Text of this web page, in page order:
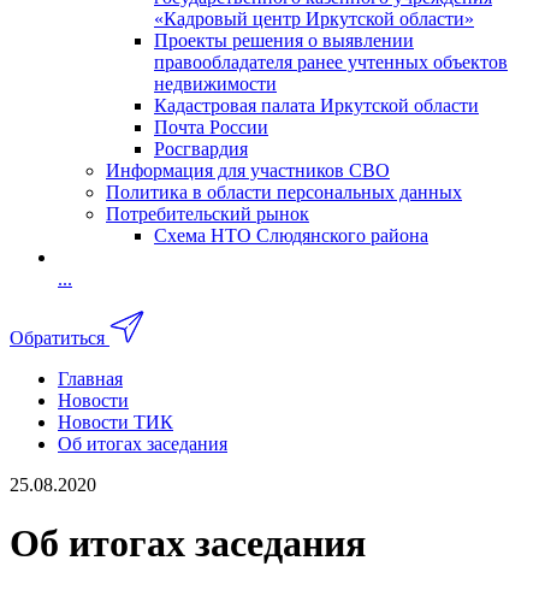
«Кадровый центр Иркутской области»
Проекты решения о выявлении
правообладателя ранее учтенных объектов
недвижимости
Кадастровая палата Иркутской области
Почта России
Росгвардия
Информация для участников СВО
Политика в области персональных данных
Потребительский рынок
Схема НТО Слюдянского района
...
Обратиться
Главная
Новости
Новости ТИК
Об итогах заседания
25.08.2020
Об итогах заседания